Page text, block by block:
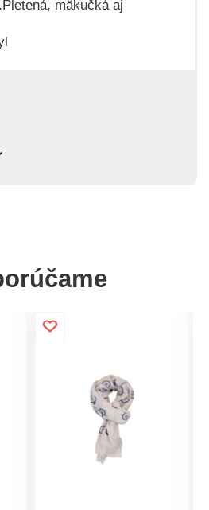
mäkučká aj